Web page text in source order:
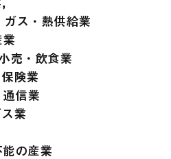
ガス・熱供給業
業
売・飲食業
険業
通信業
ス業
能の産業